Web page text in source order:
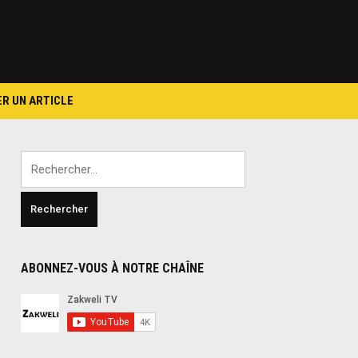
UN ARTICLE
ABONNEZ-VOUS À NOTRE CHAÎNE